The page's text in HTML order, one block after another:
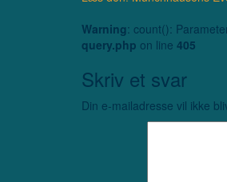
Warning: count():
query.php on line 405
Skriv et svar
Din e-mailadresse vil ikke